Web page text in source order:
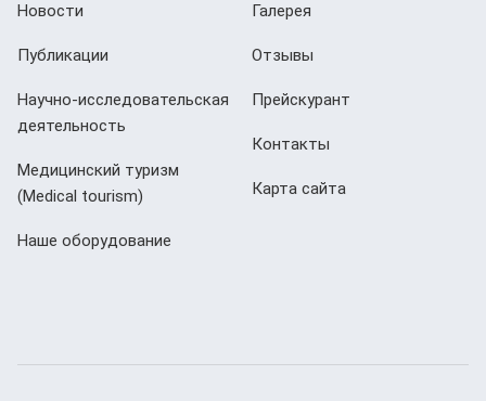
Новости
Публикации
Научно-исследовательская
деятельность
Медицинский туризм
(Мedical tourism)
Наше оборудование
Галерея
Отзывы
Прейскурант
Контакты
Карта сайта